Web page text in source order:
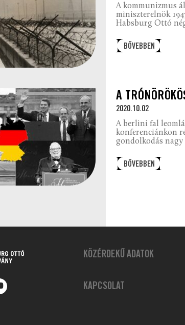
A kommunizmus
miniszterelnök
Habsburg Ottó
BŐVEBBEN
A
2020.10.02
A berlini fal
konferenciánkon
gondolkodás nagy
BŐVEBBEN
KÖZÉRDEKŰ ADATOK
KAPCSOLAT